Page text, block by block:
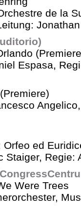
de la
Espasa,
ed
Staiger, Regie:
Were Trees